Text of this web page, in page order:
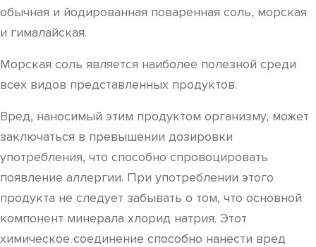
обычная и йодированная поваренная соль, морская
и гималайская.
Морская соль является наиболее полезной среди
всех видов представленных продуктов.
Вред, наносимый этим продуктом организму, может
заключаться в превышении дозировки
употребления, что способно спровоцировать
появление аллергии. При употреблении этого
продукта не следует забывать о том, что основной
компонент минерала хлорид натрия. Этот
химическое соединение способно нанести вред